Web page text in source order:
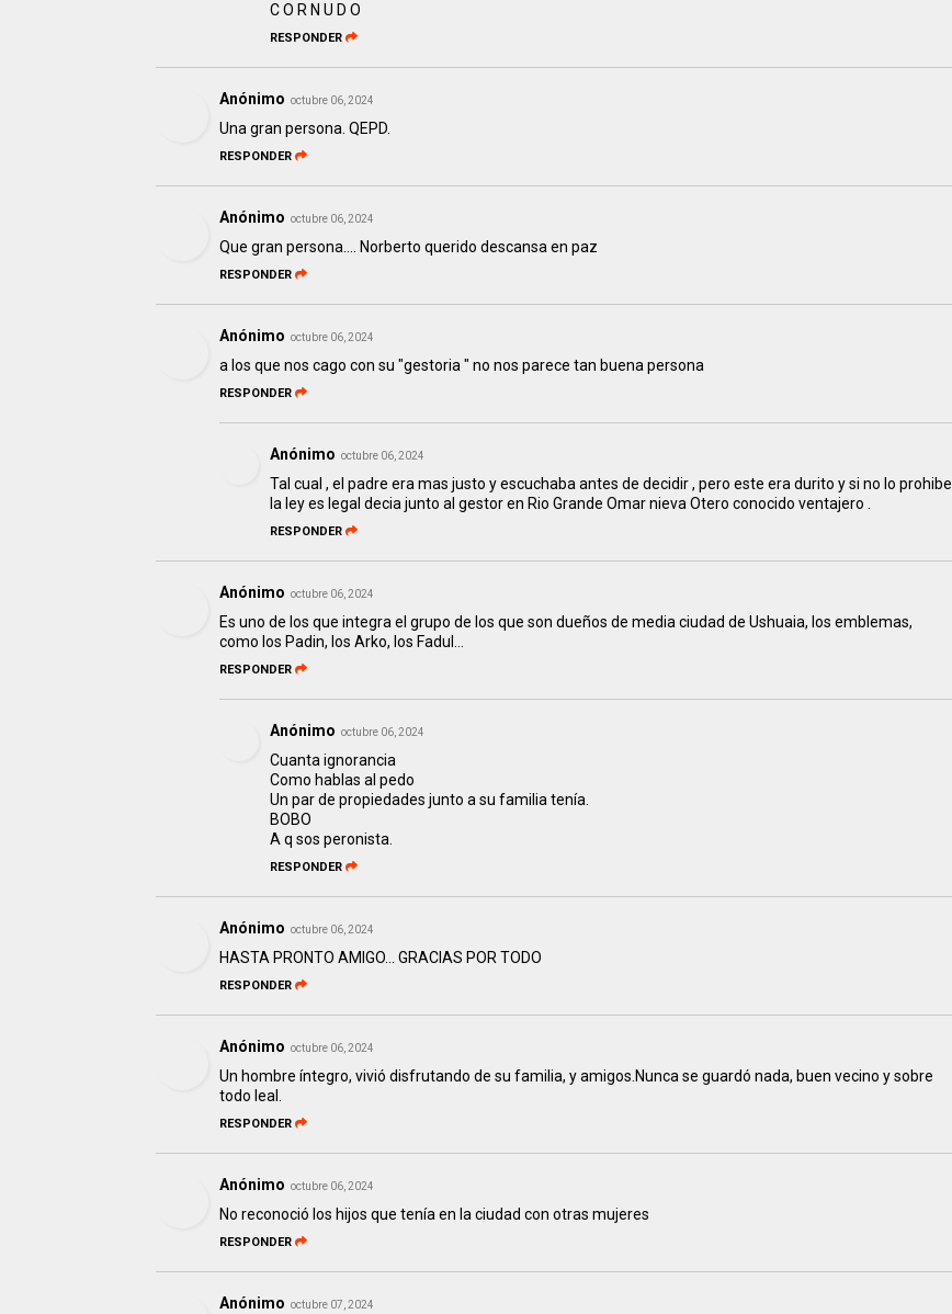
C O R N U D O
RESPONDER
Anónimo octubre 06, 2024
Una gran persona. QEPD.
RESPONDER
Anónimo octubre 06, 2024
Que gran persona.... Norberto querido descansa en paz
RESPONDER
Anónimo octubre 06, 2024
a los que nos cago con su "gestoria " no nos parece tan buena persona
RESPONDER
Anónimo octubre 06, 2024
Tal cual , el padre era mas justo y escuchaba antes de decidir , pero este era durito y si no lo prohibe
la ley es legal decia junto al gestor en Rio Grande Omar nieva Otero conocido ventajero .
RESPONDER
Anónimo octubre 06, 2024
Es uno de los que integra el grupo de los que son dueños de media ciudad de Ushuaia, los emblemas,
como los Padin, los Arko, los Fadul...
RESPONDER
Anónimo octubre 06, 2024
Cuanta ignorancia
Como hablas al pedo
Un par de propiedades junto a su familia tenía.
BOBO
A q sos peronista.
RESPONDER
Anónimo octubre 06, 2024
HASTA PRONTO AMIGO... GRACIAS POR TODO
RESPONDER
Anónimo octubre 06, 2024
Un hombre íntegro, vivió disfrutando de su familia, y amigos.Nunca se guardó nada, buen vecino y sobre
todo leal.
RESPONDER
Anónimo octubre 06, 2024
No reconoció los hijos que tenía en la ciudad con otras mujeres
RESPONDER
Anónimo octubre 07, 2024